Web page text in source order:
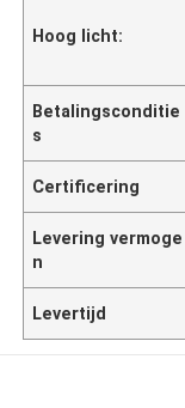
Hoog licht:
Betalingsconditie
s
Certificering
Levering vermoge
n
Levertijd